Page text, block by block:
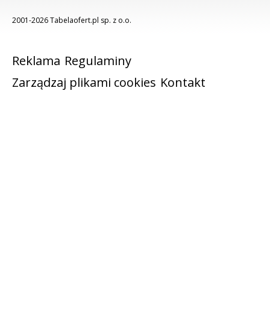
2001-2026 Tabelaofert.pl sp. z o.o.
Reklama Regulaminy
Zarządzaj plikami cookies Kontakt